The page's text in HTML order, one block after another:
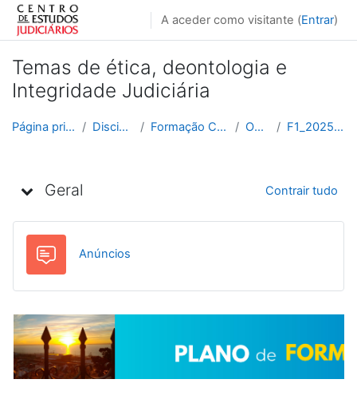
Ir para o conteúdo principal
A aceder como visitante (Entrar)
Temas de ética, deontologia e
Integridade Judiciária
Página principal Disciplinas Formação Contínua Outras F1_2025_2026
Geral Contrair tudo
Anúncios